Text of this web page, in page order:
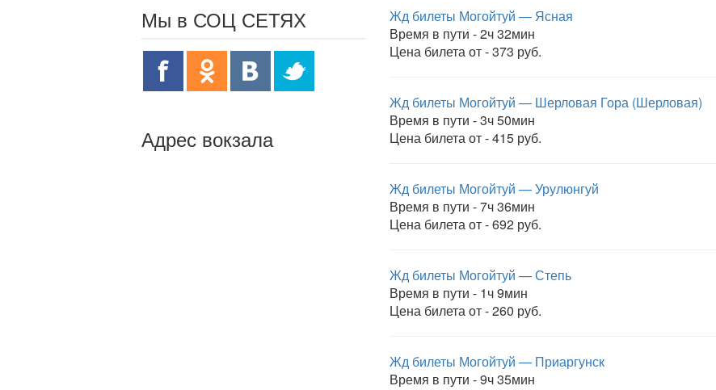
Жд билеты Могойтуй — Ясная
Время в пути - 2ч 32мин
Цена билета от - 373 руб.
Жд билеты Могойтуй — Шерловая Гора (Шерловая)
Время в пути - 3ч 50мин
Цена билета от - 415 руб.
Жд билеты Могойтуй — Урулюнгуй
Время в пути - 7ч 36мин
Цена билета от - 692 руб.
Жд билеты Могойтуй — Степь
Время в пути - 1ч 9мин
Цена билета от - 260 руб.
Жд билеты Могойтуй — Приаргунск
Время в пути - 9ч 35мин
Мы в СОЦ СЕТЯХ
Адрес вокзала